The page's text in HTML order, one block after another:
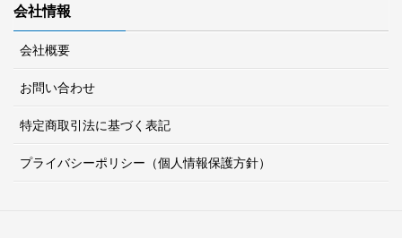
会社情報
会社概要
お問い合わせ
特定商取引法に基づく表記
プライバシーポリシー（個人情報保護方針）